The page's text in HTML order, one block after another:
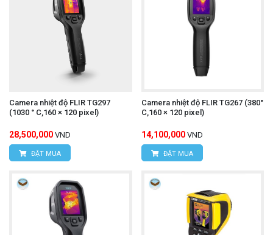
Camera nhiệt độ FLIR TG297
(1030 ° C,160 × 120 pixel)
28,500,000 VND
ĐẶT MUA
Camera nhiệt độ FLIR TG267 (380°
C,160 × 120 pixel)
14,100,000 VND
ĐẶT MUA